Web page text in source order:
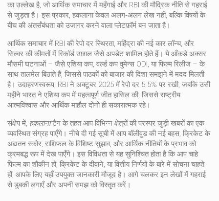
का उल्लेख है, जो आर्थिक समाचार में महँगाई और RBI की मौद्रिक नीति से गहराई
से जुड़ता है। इस प्रकार, हकलानाकेवल अलग‑अलग लेख नहीं, बल्कि विषयों के
बीच की अंतर्संबंधता को उजागर करने वाला प्लेटफ़ॉर्म बन जाता है।
आर्थिक समाचार में RBI की रेपो दर स्थिरता, महिंद्रा की नई कार लॉन्च, और
सिल्वर की कीमतों में रिकॉर्ड उछाल जैसे अपडेट शामिल होते हैं। ये आँकड़े अक्सर
मौसमी घटनाओं – जैसे एशिया कप, वर्ल्ड कप वुमेन्स ODI, या फिल्म रिलीज – के
साथ तालमेल बिठाते हैं, जिससे पाठकों को बाजार की दिशा समझने में मदद मिलती
है। उदाहरणस्वरूप, RBI ने अक्टूबर 2025 में रेपो दर 5.5% पर रखी, जबकि उसी
महीने भारत ने एशिया कप में महत्वपूर्ण जीत हासिल की, जिससे राष्ट्रीय
आत्मविश्वास और आर्थिक माहौल दोनो ही सकारात्मक रहे।
संक्षेप में, हकलानाटैग के तहत आप विभिन्न क्षेत्रों की परस्पर जुड़ी खबरों का एक
व्यवस्थित संग्रह पाएँगे। नीचे दी गई सूची में आप बॉलीवुड की नई बहस, क्रिकेट के
अद्यतन स्कोर, राशिफल के विशिष्ट सुझाव, और आर्थिक नीतियों के प्रभाव को
क्रमबद्ध रूप में देख पाएँगे। इस विविधता से यह सुनिश्चित होता है कि आप चाहे
फिल्म का शौकीन हों, क्रिकेट के दीवाने, या वित्तीय निर्णयों के बारे में सोचना चाहते
हों, आपके लिए यहाँ उपयुक्त जानकारी मौजूद है। आगे चलकर इन लेखों में गहराई
से डुबकी लगाएँ और अपनी समझ को विस्तृत करें।